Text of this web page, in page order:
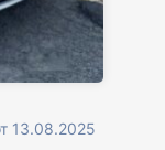
13.08.2025